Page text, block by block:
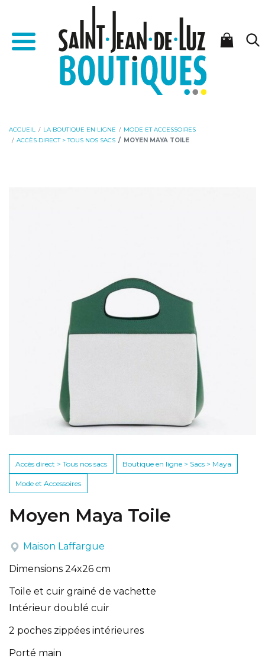
contenu
Menu
Accueil - Saint-Jean-de-Luz Boutiques
ACCUEIL LA BOUTIQUE EN LIGNE
MODE ET ACCESSOIRES
ACCÈS DIRECT > TOUS NOS SACS
MOYEN MAYA TOILE
Accès direct > Tous nos sacs Boutique en ligne > Sacs > Maya
Mode et Accessoires
Moyen Maya Toile
Maison Laffargue
Dimensions 24x26 cm
Toile et cuir grainé de vachette
Intérieur doublé cuir
2 poches zippées intérieures
Porté main